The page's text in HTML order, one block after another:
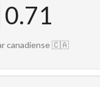
canadiense 🇨🇦